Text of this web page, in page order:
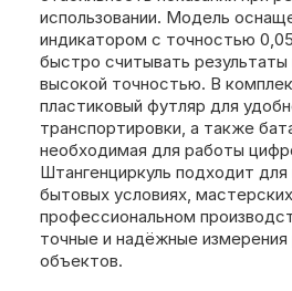
использовании. Модель
индикатором с точностью
быстро считывать результаты
высокой точностью. В
пластиковый футляр для
транспортировки, а также
необходимая для работы
Штангенциркуль подходит
бытовых условиях,
профессиональном
точные и надёжные измерения
объектов.